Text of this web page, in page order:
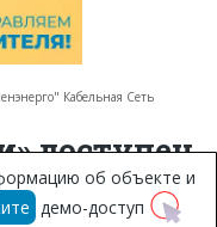
Кабельная Сеть
доступен
об объекте и
демо-доступ